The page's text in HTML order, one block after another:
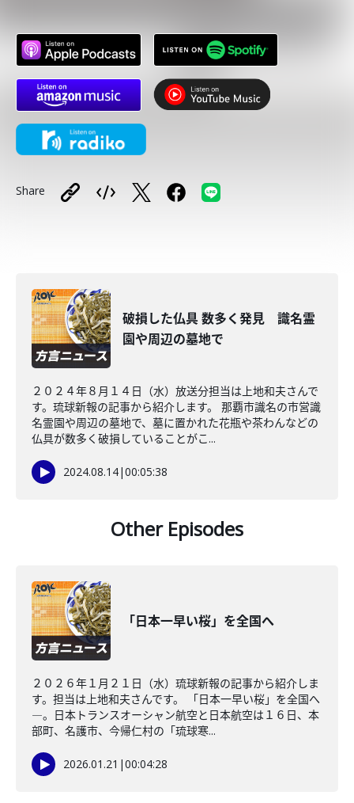
Share
破損した仏具 数多く発見 識名霊
園や周辺の墓地で
２０２４年８月１４日（水）放送分担当は上地和夫さんで
す。琉球新報の記事から紹介します。 那覇市識名の市営識
名霊園や周辺の墓地で、墓に置かれた花瓶や茶わんなどの
仏具が数多く破損していることがこ...
2024.08.14|00:05:38
Other Episodes
「日本一早い桜」を全国へ
２０２６年１月２１日（水）琉球新報の記事から紹介しま
す。担当は上地和夫さんです。 「日本一早い桜」を全国へ
―。日本トランスオーシャン航空と日本航空は１６日、本
部町、名護市、今帰仁村の「琉球寒...
2026.01.21 |00:04:28